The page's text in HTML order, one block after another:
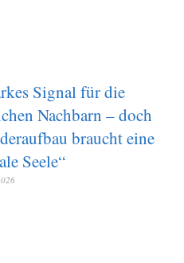
Signal für die
Nachbarn – doch
braucht eine
Seele“